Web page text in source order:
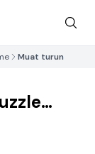
Muat turun